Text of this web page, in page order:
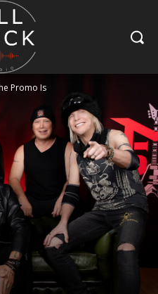
Promo Is